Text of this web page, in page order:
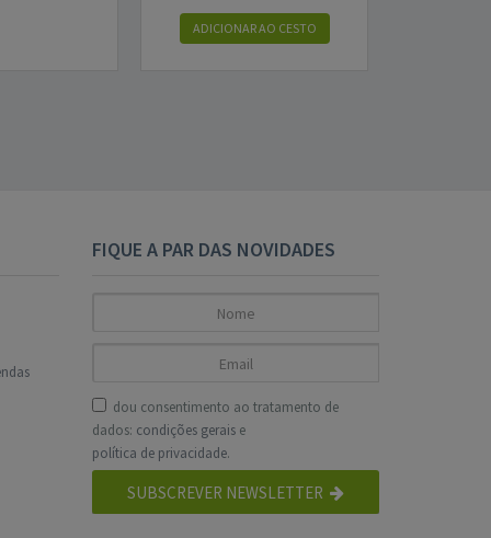
ADICIONAR AO CESTO
FIQUE A PAR DAS NOVIDADES
dou consentimento ao tratamento de
dados: condições geraise
política de privacidade.
SUBSCREVER NEWSLETTER